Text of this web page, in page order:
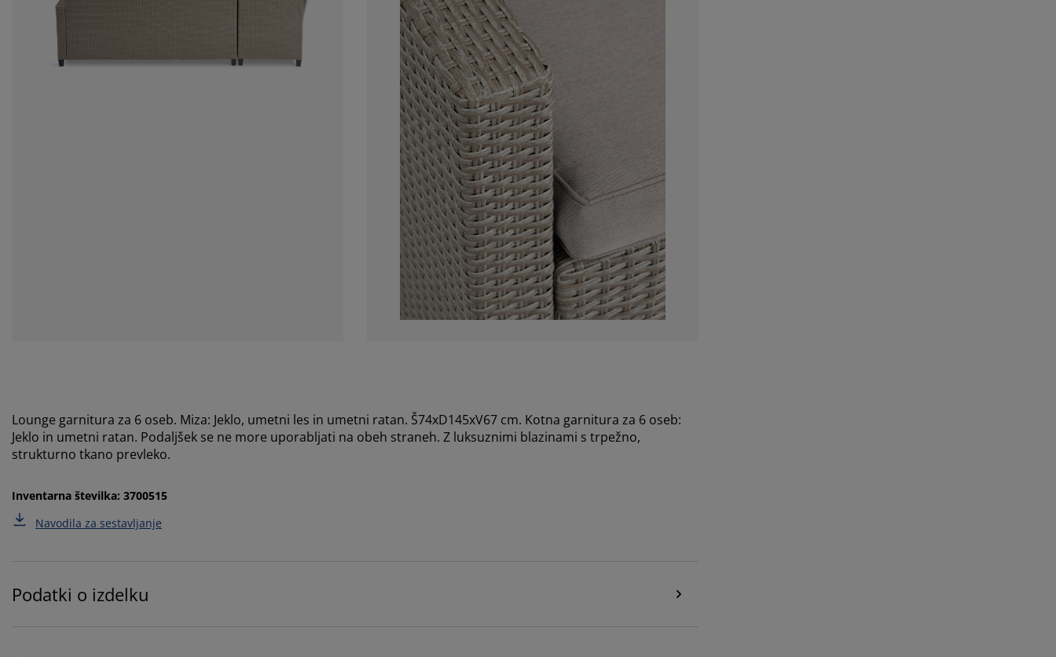
Lounge garnitura za 6 oseb. Miza: Jeklo, umetni les in umetni ratan. Š74xD145xV67 cm. Kotna garnitura za 6 oseb:
Jeklo in umetni ratan. Podaljšek se ne more uporabljati na obeh straneh. Z luksuznimi blazinami s trpežno,
strukturno tkano prevleko.
Inventarna številka: 3700515
Navodila za sestavljanje
Podatki o izdelku